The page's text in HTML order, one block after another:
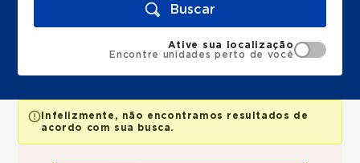
Buscar
Ative sua localização
Encontre unidades perto de você
Infelizmente, não encontramos resultados de
acordo com sua busca.